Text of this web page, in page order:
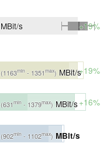
MBit/s +19%
(1163min - 1351max) MBit/s+19%
(631min - 1379max)MBit/s+16%
(902min - 1102max)MBit/s